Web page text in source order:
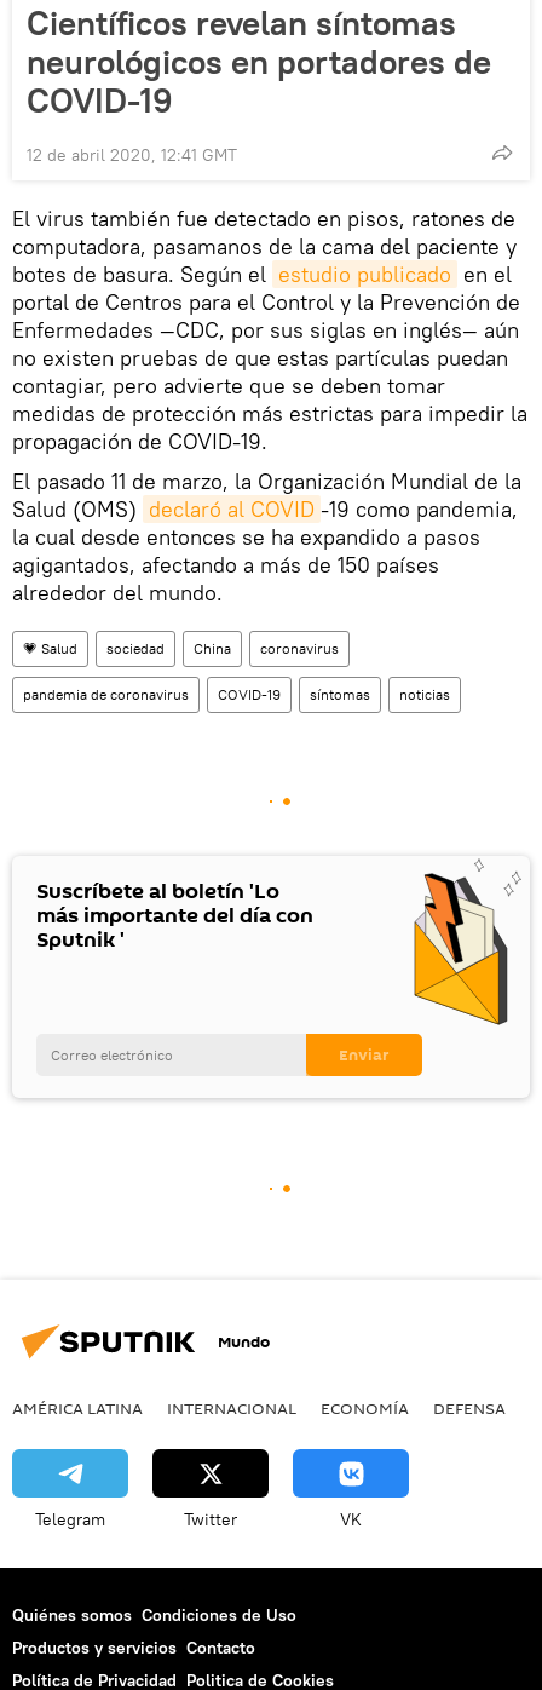
Científicos revelan síntomas
neurológicos en portadores de
COVID-19
12 de abril 2020, 12:41 GMT
El virus también fue detectado en pisos, ratones de
computadora, pasamanos de la cama del paciente y
botes de basura. Según el estudio publicado en el
portal de Centros para el Control y la Prevención de
Enfermedades —CDC, por sus siglas en inglés— aún
no existen pruebas de que estas partículas puedan
contagiar, pero advierte que se deben tomar
medidas de protección más estrictas para impedir la
propagación de COVID-19.
El pasado 11 de marzo, la Organización Mundial de la
Salud (OMS) declaró al COVID -19 como pandemia,
la cual desde entonces se ha expandido a pasos
agigantados, afectando a más de 150 países
alrededor del mundo.
💗 Salud sociedad China coronavirus
pandemia de coronavirus COVID-19 síntomas noticias
Suscríbete al boletín 'Lo
más importante del día con
Sputnik '
Mundo
AMÉRICA LATINA INTERNACIONAL ECONOMÍA DEFENSA
Telegram Twitter VK
Quiénes somos Condiciones de Uso
Productos y servicios Contacto
Política de Privacidad Politica de Cookies